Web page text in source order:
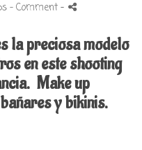
- Comment-
la preciosa modelo
en este shooting
Make up
bañares y bikinis.